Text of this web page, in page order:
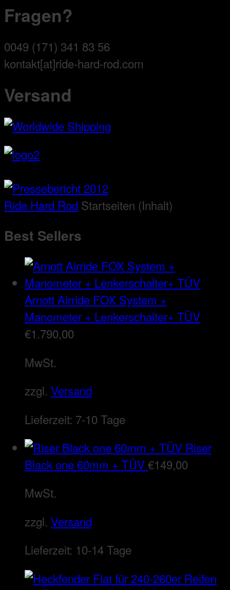
Fragen?
0049 (171) 341 83 56
kontakt[at]ride-hard-rod.com
Versand
Ride Hard Rod Startseiten (Inhalt)
Best Sellers
Arnott Airride FOX System +
Manometer + Lenkerschalter+ TÜV
€1.790,00
MwSt.
zzgl. Versand
Lieferzeit: 7-10 Tage
Riser
Black one 60mm + TÜV€149,00
MwSt.
zzgl. Versand
Lieferzeit: 10-14 Tage